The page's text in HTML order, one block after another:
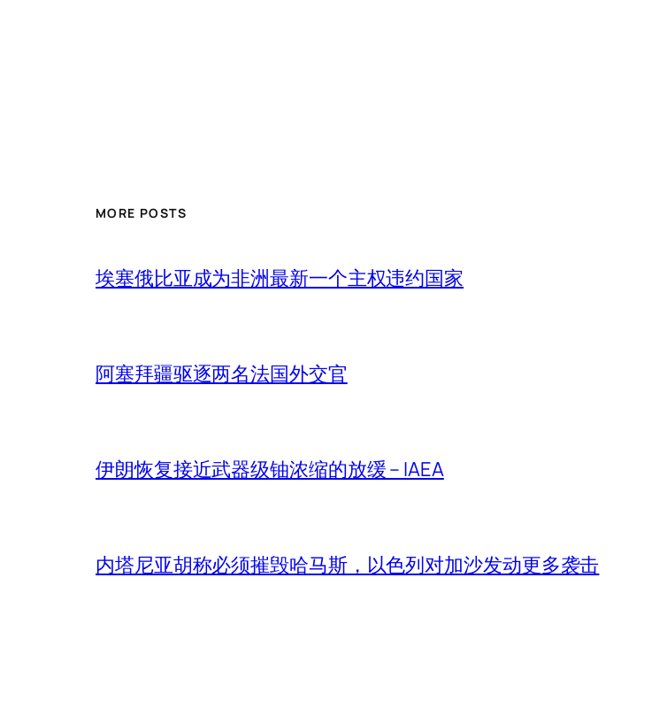
MORE POSTS
埃塞俄比亚成为非洲最新一个主权违约国家
阿塞拜疆驱逐两名法国外交官
伊朗恢复接近武器级铀浓缩的放缓 – IAEA
内塔尼亚胡称必须摧毁哈马斯，以色列对加沙发动更多袭击